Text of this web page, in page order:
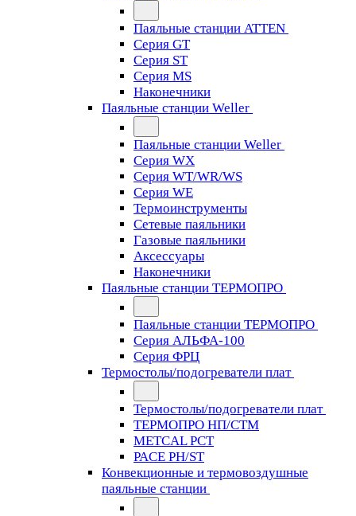
Паяльные станции ATTEN
Серия GT
Серия ST
Серия MS
Наконечники
Паяльные станции Weller
Паяльные станции Weller
Серия WX
Серия WT/WR/WS
Серия WE
Термоинструменты
Сетевые паяльники
Газовые паяльники
Аксессуары
Наконечники
Паяльные станции ТЕРМОПРО
Паяльные станции ТЕРМОПРО
Серия АЛЬФА-100
Серия ФРЦ
Термостолы/подогреватели плат
Термостолы/подогреватели плат
ТЕРМОПРО НП/СТМ
METCAL PCT
PACE PH/ST
Конвекционные и термовоздушные
паяльные станции